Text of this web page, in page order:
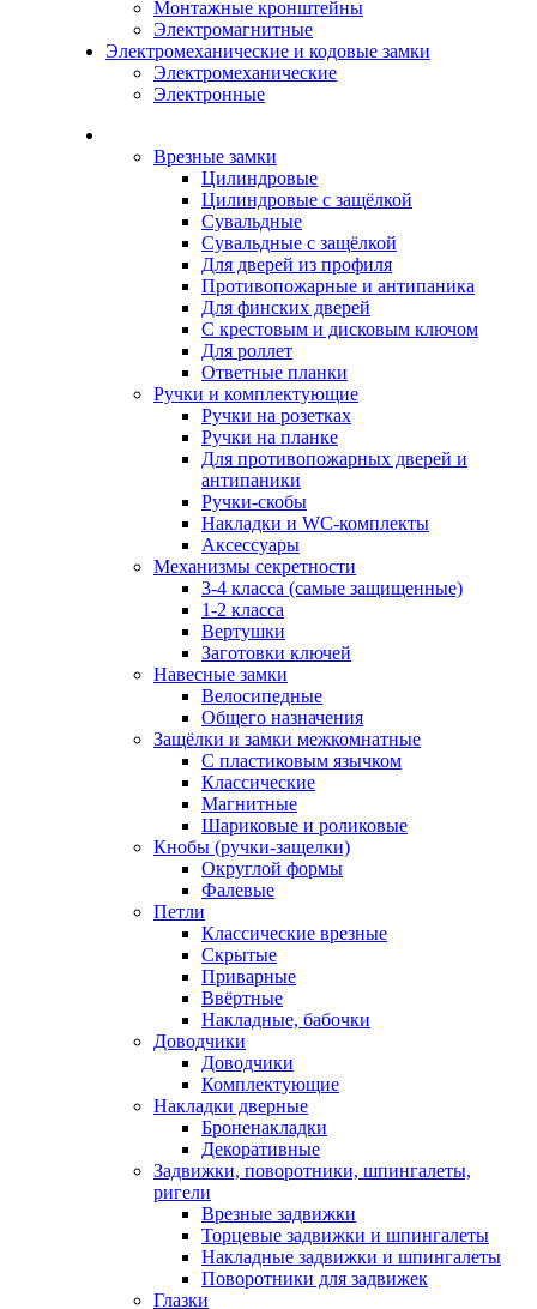
Монтажные кронштейны
Электромагнитные
Электромеханические и кодовые замки
Электромеханические
Электронные
Врезные замки
Цилиндровые
Цилиндровые с защёлкой
Сувальдные
Сувальдные с защёлкой
Для дверей из профиля
Противопожарные и антипаника
Для финских дверей
С крестовым и дисковым ключом
Для роллет
Ответные планки
Ручки и комплектующие
Ручки на розетках
Ручки на планке
Для противопожарных дверей и
антипаники
Ручки-скобы
Накладки и WC-комплекты
Аксессуары
Механизмы секретности
3-4 класса (самые защищенные)
1-2 класса
Вертушки
Заготовки ключей
Навесные замки
Велосипедные
Общего назначения
Защёлки и замки межкомнатные
С пластиковым язычком
Классические
Магнитные
Шариковые и роликовые
Кнобы (ручки-защелки)
Округлой формы
Фалевые
Петли
Классические врезные
Скрытые
Приварные
Ввёртные
Накладные, бабочки
Доводчики
Доводчики
Комплектующие
Накладки дверные
Броненакладки
Декоративные
Задвижки, поворотники, шпингалеты,
ригели
Врезные задвижки
Торцевые задвижки и шпингалеты
Накладные задвижки и шпингалеты
Поворотники для задвижек
Глазки